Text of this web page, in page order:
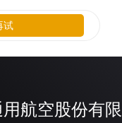
用航空股份有
试